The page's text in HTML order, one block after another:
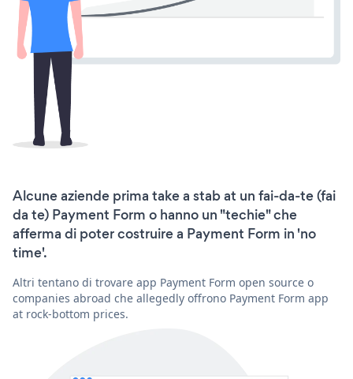
Alcune aziende prima take a stab at un fai-da-te (fai
da te) Payment Form o hanno un "techie" che
afferma di poter costruire a Payment Form in 'no
time'.
Altri tentano di trovare app Payment Form open source o
companies abroad che allegedly offrono Payment Form app
at rock-bottom prices.